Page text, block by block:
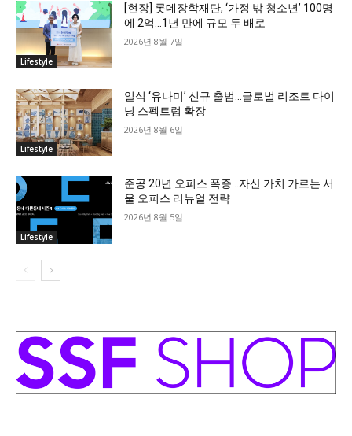
Lifestyle
[현장] 롯데장학재단, ‘가정 밖 청소년’ 100명
에 2억…1년 만에 규모 두 배로
2026년 8월 7일
Lifestyle
일식 ‘유나미’ 신규 출범…글로벌 리조트 다이
닝 스펙트럼 확장
2026년 8월 6일
Lifestyle
준공 20년 오피스 폭증…자산 가치 가르는 서
울 오피스 리뉴얼 전략
2026년 8월 5일